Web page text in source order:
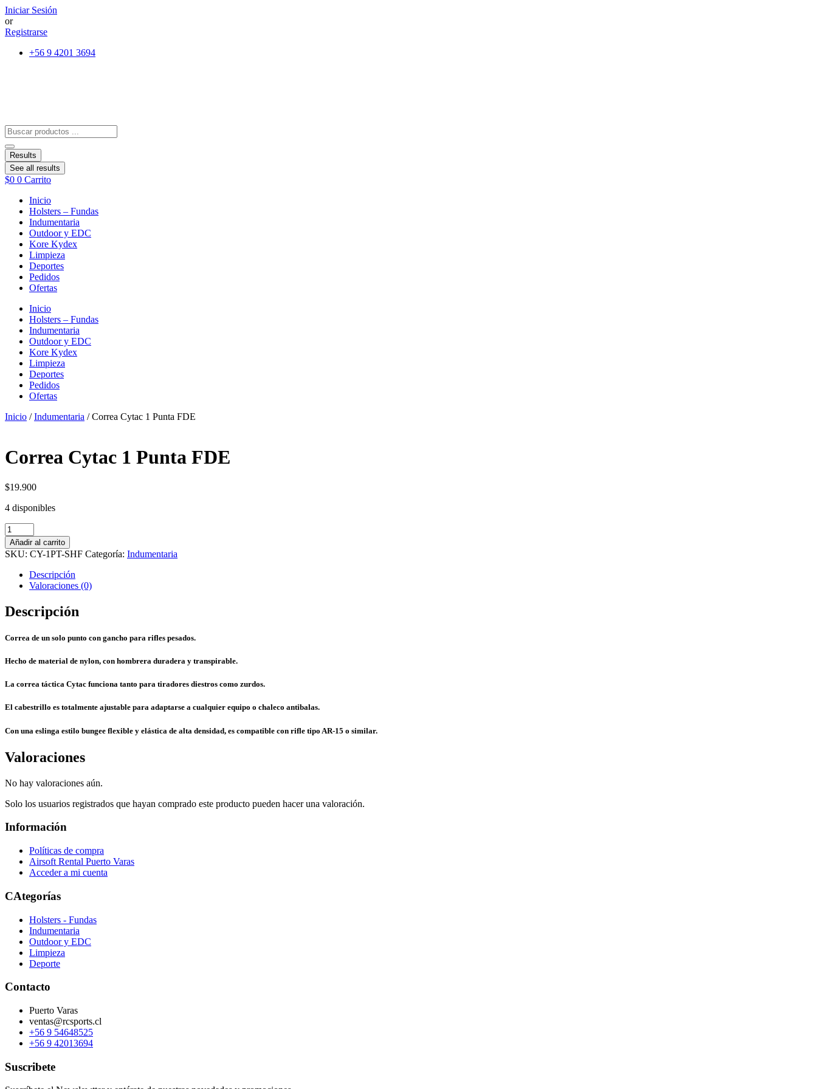
Ir
al
contenido
Iniciar Sesión
or
Registrarse
+56 9 4201 3694
Search
...
Results
See all results
$0 0 Carrito
Inicio
Holsters – Fundas
Indumentaria
Outdoor y EDC
Kore Kydex
Limpieza
Deportes
Pedidos
Ofertas
Inicio
Holsters – Fundas
Indumentaria
Outdoor y EDC
Kore Kydex
Limpieza
Deportes
Pedidos
Ofertas
Inicio /Indumentaria / Correa Cytac 1 Punta FDE
Correa Cytac 1 Punta FDE
$19.900
4 disponibles
Correa
Cytac
1
Punta
FDE
cantidad
Añadir al carrito
SKU: CY-1PT-SHF Categoría: Indumentaria
Descripción
Valoraciones (0)
Descripción
Correa de un solo punto con gancho para rifles pesados.
Hecho de material de nylon, con hombrera duradera y transpirable.
La correa táctica Cytac funciona tanto para tiradores diestros como zurdos.
El cabestrillo es totalmente ajustable para adaptarse a cualquier equipo o chaleco antibalas.
Con una eslinga estilo bungee flexible y elástica de alta densidad, es compatible con rifle tipo AR-15 o similar.
Valoraciones
No hay valoraciones aún.
Solo los usuarios registrados que hayan comprado este producto pueden hacer una valoración.
Información
Políticas de compra
Airsoft Rental Puerto Varas
Acceder a mi cuenta
CAtegorías
Holsters - Fundas
Indumentaria
Outdoor y EDC
Limpieza
Deporte
Contacto
Puerto Varas
ventas@rcsports.cl
+56 9 54648525
+56 9 42013694
Suscribete